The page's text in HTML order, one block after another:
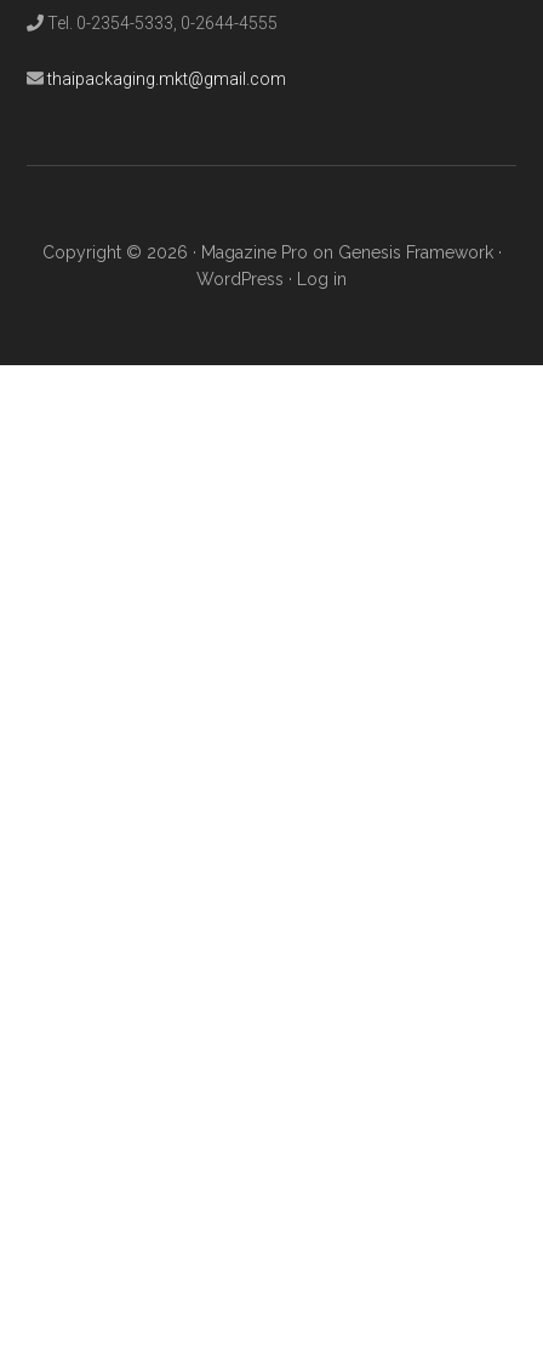
Tel. 0-2354-5333, 0-2644-4555
thaipackaging.mkt@gmail.com
Copyright © 2026 · Magazine Pro on Genesis Framework·
WordPress · Log in